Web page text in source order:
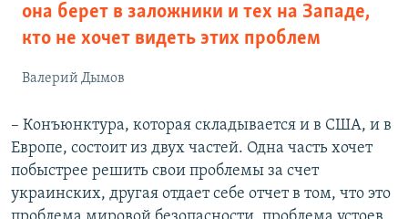
она берет в заложники и тех на Западе,
кто не хочет видеть этих проблем
Валерий Дымов
– Конъюнктура, которая складывается и в США, и в
Европе, состоит из двух частей. Одна часть хочет
побыстрее решить свои проблемы за счет
украинских, другая отдает себе отчет в том, что это